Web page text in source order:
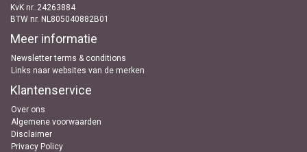
KvK nr..24263884
BTW nr. NL805040882B01
Meer informatie
Newsletter terms & conditions
Links naar websites van de merken
Klantenservice
Over ons
Algemene voorwaarden
Disclaimer
Privacy Policy